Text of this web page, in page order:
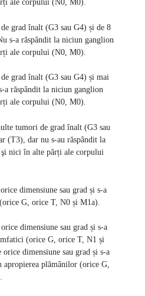
grad înalt (G3 sau G4) și de 8
s-a răspândit la niciun ganglion
ale corpului (N0, M0).
grad înalt (G3 sau G4) și mai
a răspândit la niciun ganglion
ale corpului (N0, M0).
tumori de grad înalt (G3 sau
(T3), dar nu s-au răspândit la
nici în alte părți ale corpului
dimensiune sau grad și s-a
G, orice T, N0 și M1a).
dimensiune sau grad și s-a
(orice G, orice T, N1 și
dimensiune sau grad și s-a
plămânilor (orice G,